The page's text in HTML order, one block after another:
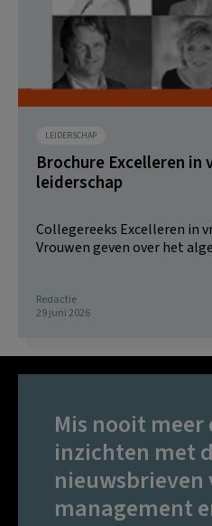
LEIDERSCHAP
Brochure Excelleren in
leiderschap
Collegereeks Excelleren in
Vrouwen geven over het
Redactie
29 juni 2026
Mis nooit
inzichten met
nieuwsbrieven
management